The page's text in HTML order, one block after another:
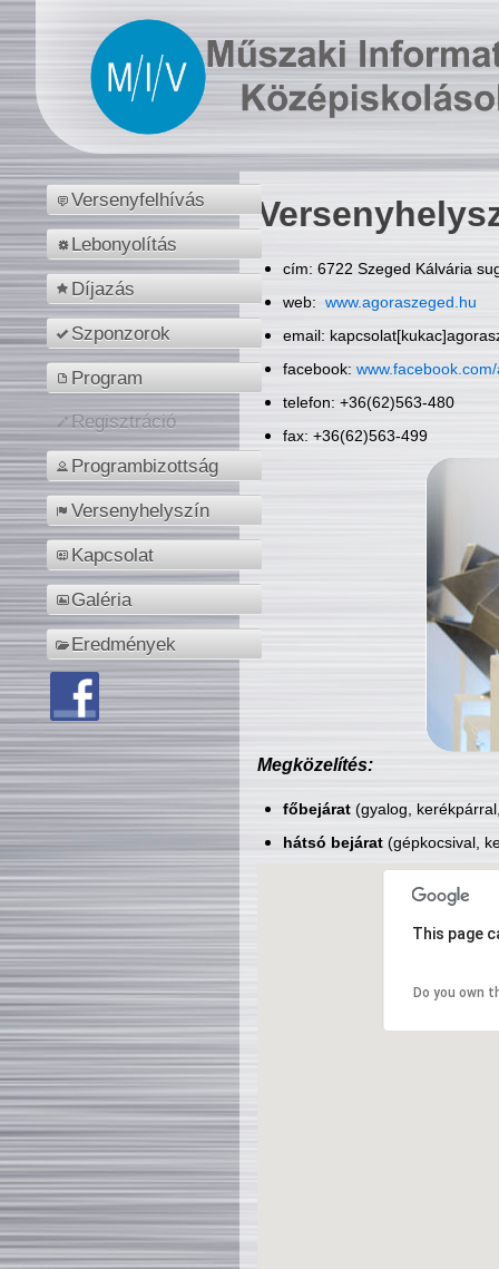
Versenyfelhívás
Lebonyolítás
Díjazás
Szponzorok
Program
Regisztráció
Programbizottság
Versenyhelyszín
Kapcsolat
Galéria
Eredmények
cím: 6722 Szeged Kálvária
web: www.agoraszeged.hu
email:
facebook:
telefon: +36(62)563-480
fax: +36(62)563-499
Megközelítés:
főbejárat(gyalog,
hátsó bejárat(gépkocsival,
This page
Do you own